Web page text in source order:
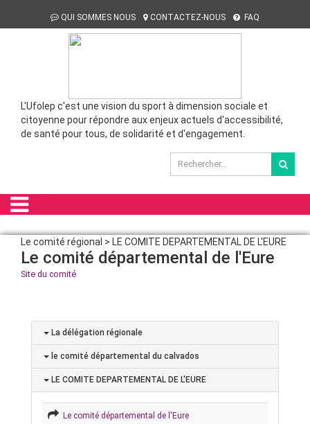
QUI SOMMES NOUS CONTACTEZ-NOUS FAQ
L'Ufolep c'est une vision du sport à dimension sociale et
citoyenne pour répondre aux enjeux actuels d'accessibilité,
de santé pour tous, de solidarité et d'engagement.
Le comité régional > LE COMITE DEPARTEMENTAL DE L'EURE
Le comité départemental de l'Eure
Site du comité
La délégation régionale
le comité départemental du calvados
LE COMITE DEPARTEMENTAL DE L'EURE
Le comité départemental de l'Eure